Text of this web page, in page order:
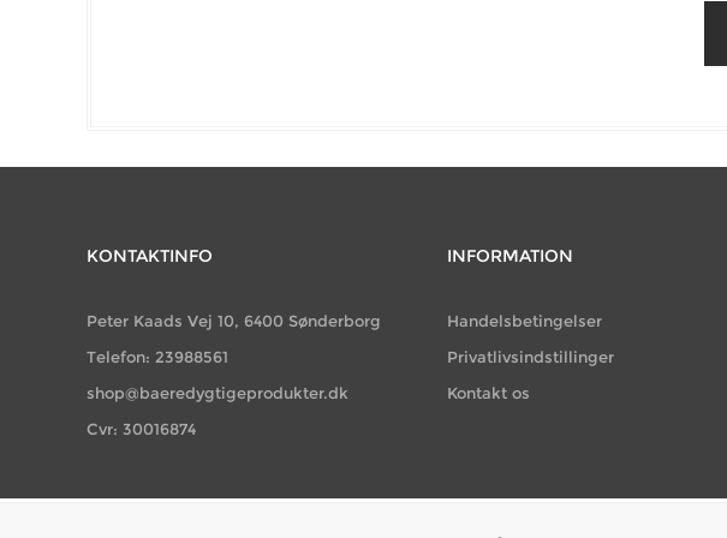
KONTAKTINFO
Peter Kaads Vej 10, 6400 Sønderborg
Telefon: 23988561
shop@baeredygtigeprodukter.dk
Cvr: 30016874
INFORMATION
Handelsbetingelser
Privatlivsindstillinger
Kontakt os